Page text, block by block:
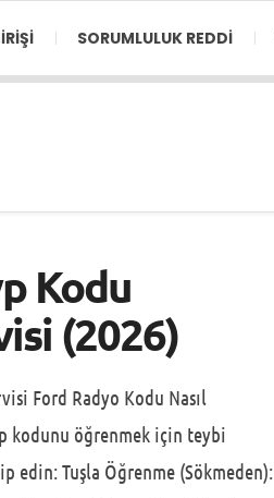
SORUMLULUK REDDI
Kodu
(2026)
Ford Radyo Kodu Nasıl
kodunu öğrenmek için teybi
edin: Tuşla Öğrenme (Sökmeden):